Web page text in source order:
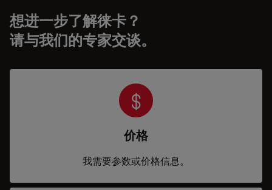
想进一步了解徕卡？
请与我们的专家交谈。
价格
我需要参数或价格信息。